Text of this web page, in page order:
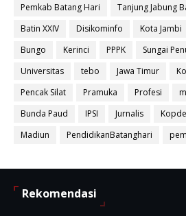
Pemkab Batang Hari
Tanjung Jabung
Batin XXIV
Disikominfo Kota Jambi
Bungo
Kerinci PPPK Sungai
Universitas
tebo Jawa Timur
Pencak Silat
Pramuka Profesi
Bunda Paud
IPSI Jurnalis
Madiun
PendidikanBatanghari
Rekomendasi